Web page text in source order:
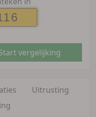
Start vergelijking
Uitrusting